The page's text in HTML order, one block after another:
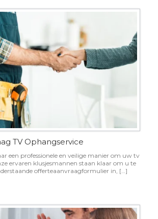
TV Ophangservice
een professionele en veilige manier om uw tv
ervaren klusjesmannen staan klaar om u te
offerteaanvraagformulier in, […]